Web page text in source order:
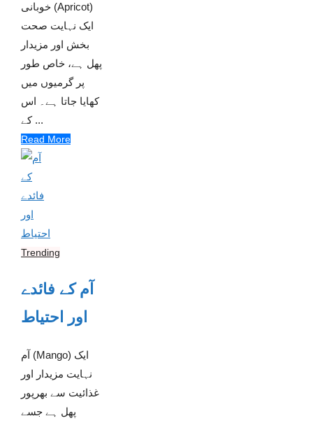
خوبانی (Apricot)
ایک نہایت صحت
بخش اور مزیدار
پھل ہے، خاص طور
پر گرمیوں میں
کھایا جاتا ہے۔ اس
کے ...
Read More
Trending
آم کے فائدے
اور احتیاط
آم (Mango) ایک
نہایت مزیدار اور
غذائیت سے بھرپور
پھل ہے جسے